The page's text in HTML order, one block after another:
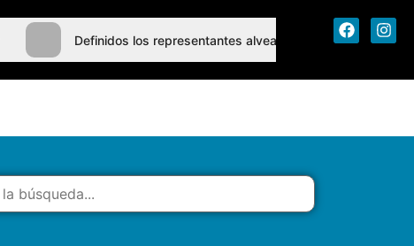
Definidos los representantes alvearenses en vóley y